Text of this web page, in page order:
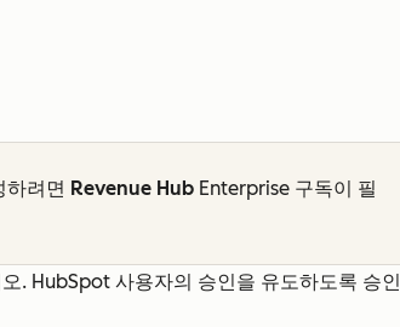
하려면 Revenue Hub Enterprise 구독이 필
. HubSpot 사용자의 승인을 유도하도록 승인